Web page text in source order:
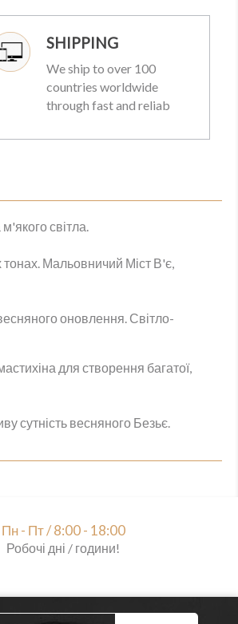
SHIPPING
We ship to over 100
countries worldwide
through fast and reliab
світла.
тонах. Мальовничий Міст В'є,
оновлення. Світло-
для створення багатої,
сутність весняного Безьє.
Пн - Пт / 8:00 - 18:00
Робочі дні / години!